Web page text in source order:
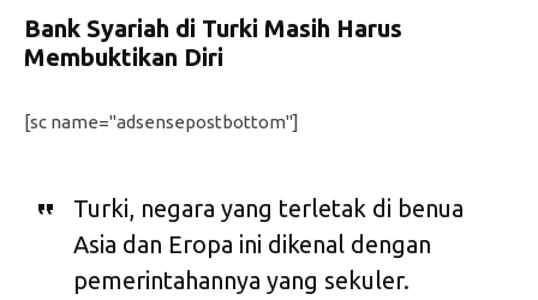
Bank Syariah di Turki Masih Harus
Membuktikan Diri
[sc name="adsensepostbottom"]
Turki, negara yang terletak di benua
Asia dan Eropa ini dikenal dengan
pemerintahannya yang sekuler.